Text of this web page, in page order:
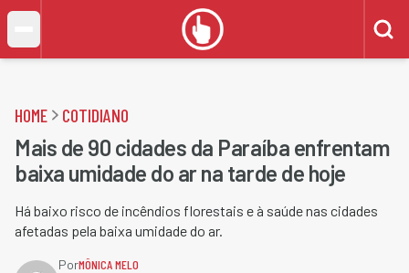
HOME COTIDIANO
Mais de 90 cidades da Paraíba enfrentam
baixa umidade do ar na tarde de hoje
Há baixo risco de incêndios florestais e à saúde nas cidades
afetadas pela baixa umidade do ar.
PorMÔNICA MELO